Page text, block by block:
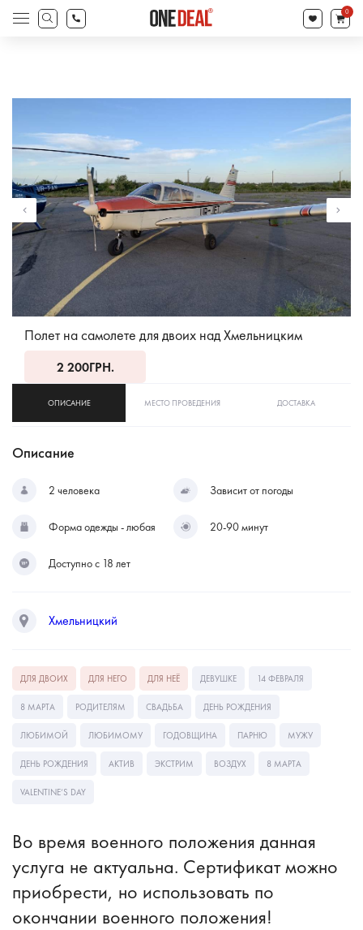
товаров
Поиск
товаров
0
Полет на самолете для двоих над Хмельницким
2 200ГРН.
ОПИСАНИЕ МЕСТО ПРОВЕДЕНИЯ ДОСТАВКА
Описание
2 человека Зависит от погоды
Форма одежды - любая 20-90 минут
Доступно с 18 лет
Хмельницкий
ДЛЯ ДВОИХ ДЛЯ НЕГО ДЛЯ НЕЁ ДЕВУШКЕ 14 ФЕВРАЛЯ
8 МАРТА РОДИТЕЛЯМ СВАДЬБА ДЕНЬ РОЖДЕНИЯ
ЛЮБИМОЙ ЛЮБИМОМУ ГОДОВЩИНА ПАРНЮ МУЖУ
ДЕНЬ РОЖДЕНИЯ АКТИВ ЭКСТРИМ ВОЗДУХ 8 МАРТА
VALENTINE’S DAY
Во время военного положения данная
услуга не актуальна. Сертификат можно
приобрести, но использовать по
окончании военного положения!